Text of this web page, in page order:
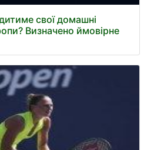
свої домашні
Визначено ймовірне